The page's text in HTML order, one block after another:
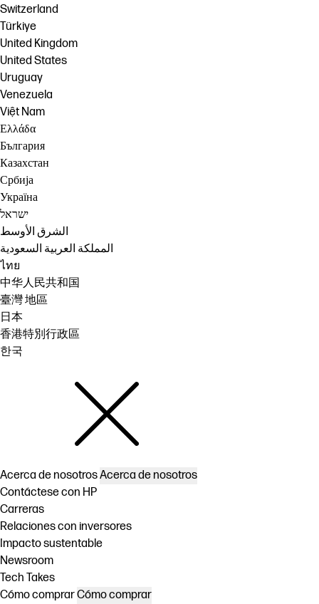
Switzerland
Türkiye
United Kingdom
United States
Uruguay
Venezuela
Việt Nam
Ελλάδα
България
Казахстан
Србија
Україна
ישראל
الشرق الأوسط
المملكة العربية السعودية
ไทย
中华人民共和国
臺灣 地區
日本
香港特別行政區
한국
Acerca de nosotrosAcerca de nosotros
Contáctese con HP
Carreras
Relaciones con inversores
Impacto sustentable
Newsroom
Tech Takes
Cómo comprarCómo comprar